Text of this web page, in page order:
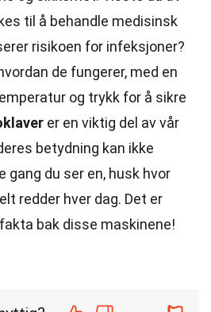
til å behandle medisinsk
risikoen for infeksjoner?
de fungerer, med en
og trykk for å sikre
er en viktig del av vår
betydning kan ikke
gang du ser en, husk hvor
redder hver dag. Det er
bak disse maskinene!